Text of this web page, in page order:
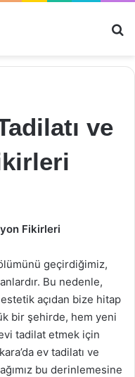
ve
Fikirleri
geçirdiğimiz,
Bu nedenle,
açıdan bize hitap
bir şehirde, hem yeni
tadilat etmek için
ev tadilatı ve
bu derinlemesine